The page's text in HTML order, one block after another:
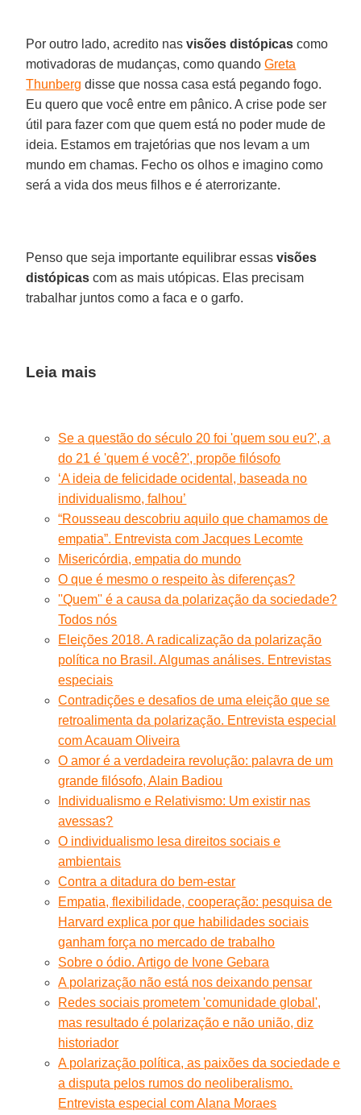
Por outro lado, acredito nasvisões distópicas como
motivadoras de mudanças, como quandoGreta
Thunberg disse que nossa casa está pegando fogo.
Eu quero que você entre em pânico. A crise pode ser
útil para fazer com que quem está no poder mude de
ideia. Estamos em trajetórias que nos levam a um
mundo em chamas. Fecho os olhos e imagino como
será a vida dos meus filhos e é aterrorizante.
Penso que seja importante equilibrar essasvisões
distópicas com as mais utópicas. Elas precisam
trabalhar juntos como a faca e o garfo.
Leia mais
Se a questão do século 20 foi 'quem sou eu?', a
do 21 é 'quem é você?', propõe filósofo
‘A ideia de felicidade ocidental, baseada no
individualismo, falhou’
“Rousseau descobriu aquilo que chamamos de
empatia”. Entrevista com Jacques Lecomte
Misericórdia, empatia do mundo
O que é mesmo o respeito às diferenças?
''Quem'' é a causa da polarização da sociedade?
Todos nós
Eleições 2018. A radicalização da polarização
política no Brasil. Algumas análises. Entrevistas
especiais
Contradições e desafios de uma eleição que se
retroalimenta da polarização. Entrevista especial
com Acauam Oliveira
O amor é a verdadeira revolução: palavra de um
grande filósofo, Alain Badiou
Individualismo e Relativismo: Um existir nas
avessas?
O individualismo lesa direitos sociais e
ambientais
Contra a ditadura do bem-estar
Empatia, flexibilidade, cooperação: pesquisa de
Harvard explica por que habilidades sociais
ganham força no mercado de trabalho
Sobre o ódio. Artigo de Ivone Gebara
A polarização não está nos deixando pensar
Redes sociais prometem 'comunidade global',
mas resultado é polarização e não união, diz
historiador
A polarização política, as paixões da sociedade e
a disputa pelos rumos do neoliberalismo.
Entrevista especial com Alana Moraes